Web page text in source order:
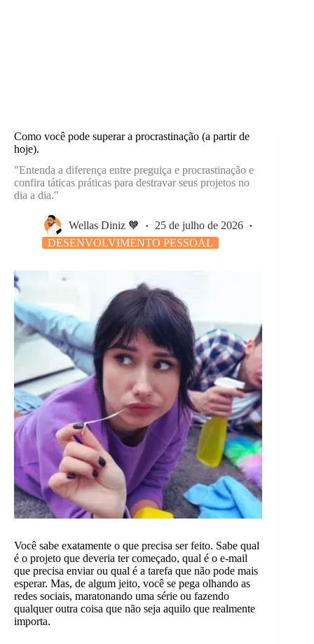
Como você pode superar a procrastinação (a partir de
hoje).
"Entenda a diferença entre preguiça e procrastinação e
confira táticas práticas para destravar seus projetos no
dia a dia."
Wellas Diniz 🧡
25 de julho de 2026
DESENVOLVIMENTO PESSOAL
Você sabe exatamente o que precisa ser feito. Sabe qual
é o projeto que deveria ter começado, qual é o e-mail
que precisa enviar ou qual é a tarefa que não pode mais
esperar. Mas, de algum jeito, você se pega olhando as
redes sociais, maratonando uma série ou fazendo
qualquer outra coisa que não seja aquilo que realmente
importa.